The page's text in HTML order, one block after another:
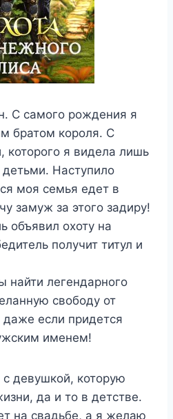
С самого рождения я
братом короля. С
я видела лишь
Наступило
моя семья едет в
замуж за этого задиру!
объявил охоту на
получит титул и
найти легендарного
свободу от
даже если придется
именем!
девушкой, которую
да и то в детстве.
на свадьбе, а я желаю